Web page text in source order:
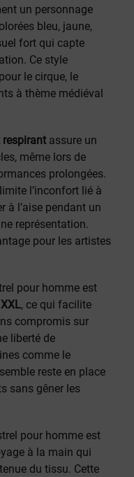
un personnage
bleu, jaune,
fort qui capte
Ce style
le cirque, le
à thème médiéval
respirant assure un
même lors de
prolongées.
l’inconfort lié à
à l’aise pendant un
représentation.
pour les artistes
pour homme est
, ce qui facilite
compromis sur
liberté de
comme le
reste en place
sans gêner les
pour homme est
à la main qui
du tissu. Cette